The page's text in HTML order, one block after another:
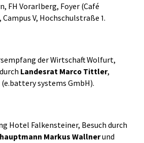
FH Vorarlberg, Foyer (Café
Campus V, Hochschulstraße 1.
der Wirtschaft Wolfurt,
Landesrat Marco Tittler,
systems GmbH).
Hotel Falkensteiner, Besuch durch
Markus Wallnerund